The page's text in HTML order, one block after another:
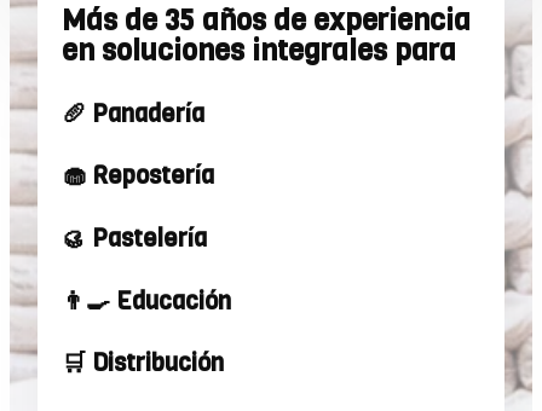
Más de 35 años de experiencia
en soluciones integrales para
🥖 Panadería
🧁 Repostería
🥮 Pastelería
👨‍🍳 Educación
🛒 Distribución